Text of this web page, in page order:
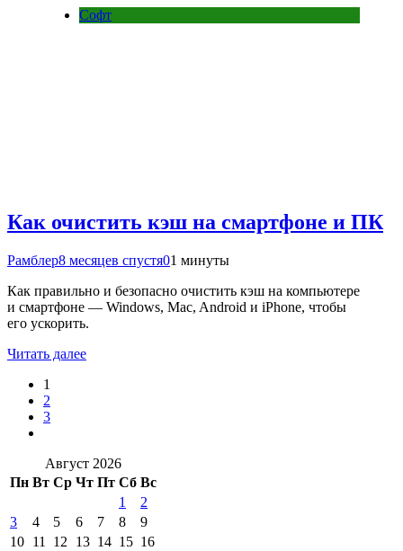
Софт
Как очистить кэш на смартфоне и ПК
Рамблер8 месяцев спустя01 минуты
Как правильно и безопасно очистить кэш на компьютере
и смартфоне — Windows, Mac, Android и iPhone, чтобы
его ускорить.
Читать далее
1
2
3
Август 2026
Пн Вт Ср Чт Пт Сб Вс
1
2
3
4 5 6 7 8
9
10 11 12 13 14 15 16